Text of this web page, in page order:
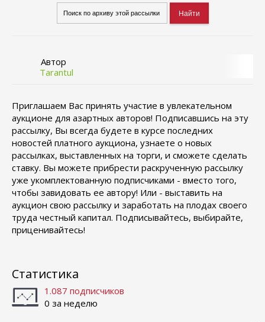
Автор
Tarantul
Приглашаем Вас принять участие в увлекательном
аукционе для азартных авторов! Подписавшись на эту
рассылку, Вы всегда будете в курсе последних
новостей платного аукциона, узнаете о новых
рассылках, выставленных на торги, и сможете сделать
ставку. Вы можете прибрести раскрученную рассылку
уже укомплектованную подписчиками - вместо того,
чтобы завидовать ее автору! Или - выставить на
аукцион свою рассылку и заработать на плодах своего
труда честный капитал. Подписывайтесь, выбирайте,
приценивайтесь!
Статистика
1.087 подписчиков
0 за неделю